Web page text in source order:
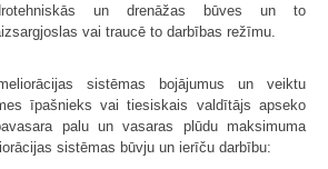
un drenāžas būves un to
vai traucē to darbības režīmu.
sistēmas bojājumus un veiktu
īpašnieks vai tiesiskais valdītājs apseko
palu un vasaras plūdu maksimuma
sistēmas būvju un ierīču darbību: